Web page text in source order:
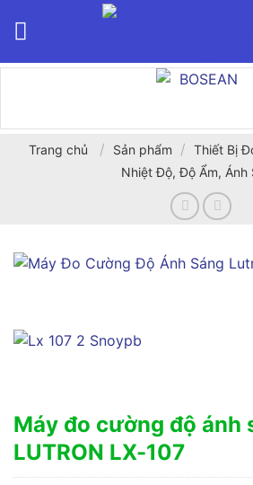
Trang chủ / Sản phẩm / Thiết Bị
Nhiệt Độ, Độ Ẩm, Ánh
Máy đo cường độ ánh
LUTRON LX-107